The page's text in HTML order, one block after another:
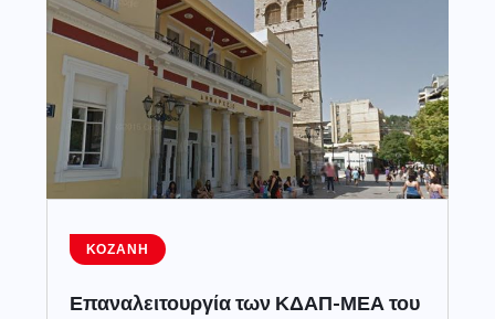
ΚΟΖΆΝΗ
Επαναλειτουργία των ΚΔΑΠ-ΜΕΑ του